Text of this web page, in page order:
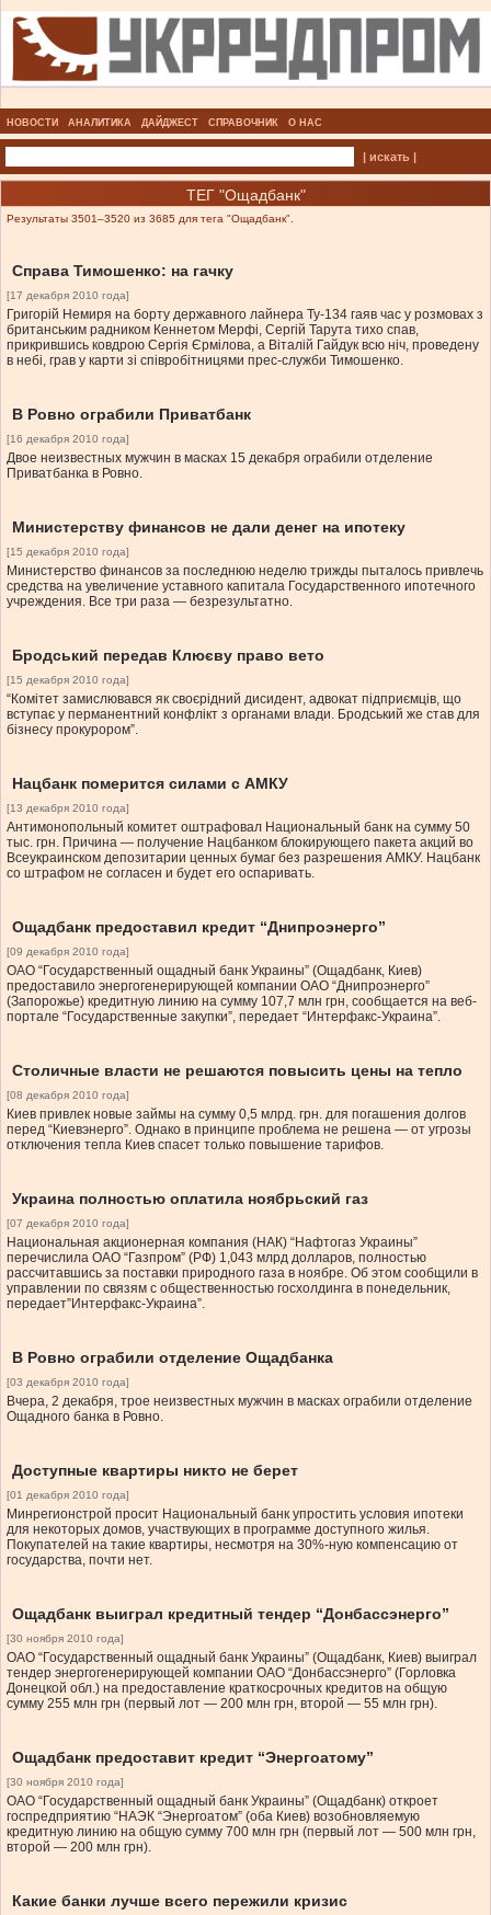
НОВОСТИ АНАЛИТИКА ДАЙДЖЕСТ СПРАВОЧНИК О НАС
| искать |
ТЕГ "Ощадбанк"
Результаты 3501–3520 из 3685 для тега "Ощадбанк".
Справа Тимошенко: на гачку
[17 декабря 2010 года]
Григорій Немиря на борту державного лайнера Ту-134 гаяв час у розмовах з
британським радником Кеннетом Мерфі, Сергій Тарута тихо спав,
прикрившись ковдрою Сергія Єрмілова, а Віталій Гайдук всю ніч, проведену
в небі, грав у карти зі співробітницями прес-служби Тимошенко.
В Ровно ограбили Приватбанк
[16 декабря 2010 года]
Двое неизвестных мужчин в масках 15 декабря ограбили отделение
Приватбанка в Ровно.
Министерству финансов не дали денег на ипотеку
[15 декабря 2010 года]
Министерство финансов за последнюю неделю трижды пыталось привлечь
средства на увеличение уставного капитала Государственного ипотечного
учреждения. Все три раза — безрезультатно.
Бродський передав Клюєву право вето
[15 декабря 2010 года]
“Комітет замислювався як своєрідний дисидент, адвокат підприємців, що
вступає у перманентний конфлікт з органами влади. Бродський же став для
бізнесу прокурором”.
Нацбанк померится силами с АМКУ
[13 декабря 2010 года]
Антимонопольный комитет оштрафовал Национальный банк на сумму 50
тыс. грн. Причина — получение Нацбанком блокирующего пакета акций во
Всеукраинском депозитарии ценных бумаг без разрешения АМКУ. Нацбанк
со штрафом не согласен и будет его оспаривать.
Ощадбанк предоставил кредит “Днипроэнерго”
[09 декабря 2010 года]
ОАО “Государственный ощадный банк Украины” (Ощадбанк, Киев)
предоставило энергогенерирующей компании ОАО “Днипроэнерго”
(Запорожье) кредитную линию на сумму 107,7 млн грн, сообщается на веб-
портале “Государственные закупки”, передает “Интерфакс-Украина”.
Столичные власти не решаются повысить цены на тепло
[08 декабря 2010 года]
Киев привлек новые займы на сумму 0,5 млрд. грн. для погашения долгов
перед “Киевэнерго”. Однако в принципе проблема не решена — от угрозы
отключения тепла Киев спасет только повышение тарифов.
Украина полностью оплатила ноябрьский газ
[07 декабря 2010 года]
Национальная акционерная компания (НАК) “Нафтогаз Украины”
перечислила ОАО “Газпром” (РФ) 1,043 млрд долларов, полностью
рассчитавшись за поставки природного газа в ноябре. Об этом сообщили в
управлении по связям с общественностью госхолдинга в понедельник,
передает”Интерфакс-Украина”.
В Ровно ограбили отделение Ощадбанка
[03 декабря 2010 года]
Вчера, 2 декабря, трое неизвестных мужчин в масках ограбили отделение
Ощадного банка в Ровно.
Доступные квартиры никто не берет
[01 декабря 2010 года]
Минрегионстрой просит Национальный банк упростить условия ипотеки
для некоторых домов, участвующих в программе доступного жилья.
Покупателей на такие квартиры, несмотря на 30%-ную компенсацию от
государства, почти нет.
Ощадбанк выиграл кредитный тендер “Донбассэнерго”
[30 ноября 2010 года]
ОАО “Государственный ощадный банк Украины” (Ощадбанк, Киев) выиграл
тендер энергогенерирующей компании ОАО “Донбассэнерго” (Горловка
Донецкой обл.) на предоставление краткосрочных кредитов на общую
сумму 255 млн грн (первый лот — 200 млн грн, второй — 55 млн грн).
Ощадбанк предоставит кредит “Энергоатому”
[30 ноября 2010 года]
ОАО “Государственный ощадный банк Украины” (Ощадбанк) откроет
госпредприятию “НАЭК “Энергоатом” (оба Киев) возобновляемую
кредитную линию на общую сумму 700 млн грн (первый лот — 500 млн грн,
второй — 200 млн грн).
Какие банки лучше всего пережили кризис